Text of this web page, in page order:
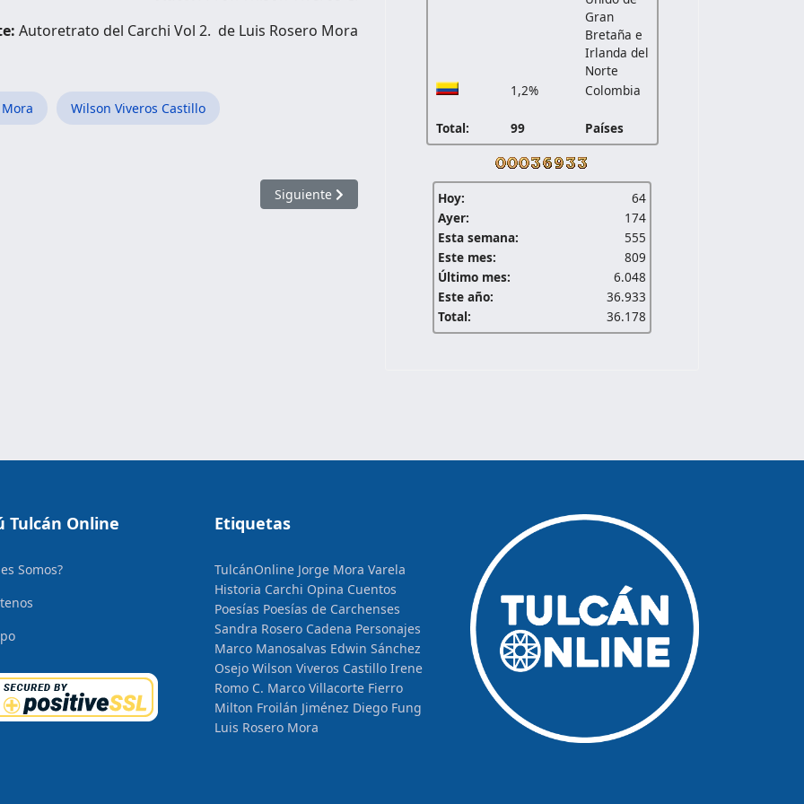
Autoretrato del Carchi Vol 2. de Luis Rosero Mora
Wilson Viveros Castillo
Artículo siguiente: El Caballo Blanco de El Chical
Siguiente
Gran
Bretaña e
Irlanda del
Norte
1,2%
Colombia
Total: 99 Países
Hoy:
64
Ayer:
174
Esta semana:
555
Este mes:
809
Último mes:
6.048
Este año:
36.933
Total:
36.178
Tulcán Online
Somos?
Etiquetas
TulcánOnline Jorge Mora Varela
Historia Carchi Opina Cuentos
Poesías Poesías de Carchenses
Sandra Rosero Cadena Personajes
Marco Manosalvas Edwin Sánchez
Osejo Wilson Viveros Castillo Irene
Romo C. Marco Villacorte Fierro
Milton Froilán Jiménez Diego Fung
Luis Rosero Mora